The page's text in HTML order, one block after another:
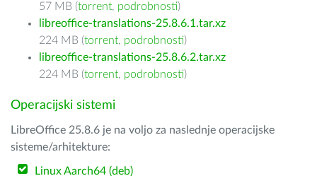
57 MB (torrent, podrobnosti)
libreoffice-translations-25.8.6.1.tar.xz
224 MB (torrent, podrobnosti)
libreoffice-translations-25.8.6.2.tar.xz
224 MB (torrent, podrobnosti)
Operacijski sistemi
LibreOffice 25.8.6 je na voljo za naslednje operacijske
sisteme/arhitekture:
Linux Aarch64 (deb)